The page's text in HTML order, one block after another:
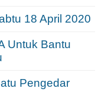
18 April 2020
Untuk Bantu
Pengedar